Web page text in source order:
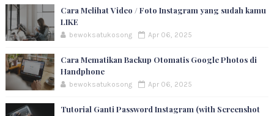
Cara Melihat Video / Foto Instagram yang sudah kamu
LIKE
bewoksatukosong Apr 06, 2025
Cara Mematikan Backup Otomatis Google Photos di
Handphone
bewoksatukosong Apr 06, 2025
Tutorial Ganti Password Instagram (with Screenshot